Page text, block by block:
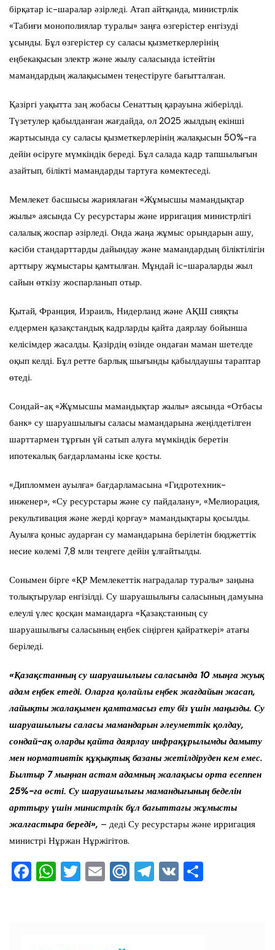
бірқатар іс-шаралар әзірледі. Атап айтқанда, министрлік
«Табиғи монополиялар туралы» заңға өзгерістер енгізуді
ұсынды. Бұл өзгерістер су саласы қызметкерлерінің
еңбекақысын электр және жылу саласында істейтін
мамандардың жалақысымен теңестіруге бағытталған.
Қазіргі уақытта заң жобасы Сенаттың қарауына жіберілді.
Түзетулер қабылданған жағдайда, ол 2025 жылдың екінші
жартысында су саласы қызметкерлерінің жалақысын 50%-ға
дейін өсіруге мүмкіндік береді. Бұл салада кадр тапшылығын
азайтып, білікті мамандарды тартуға көмектеседі.
Мемлекет басшысы жариялаған «Жұмысшы мамандықтар
жылы» аясында Су ресурстары және ирригация министрлігі
салалық жоспар әзірледі. Онда жаңа жұмыс орындарын ашу,
кәсіби стандарттарды дайындау және мамандардың біліктілігін
арттыру жұмыстары қамтылған. Мұндай іс-шараларды жыл
сайын өткізу жоспарланып отыр.
Қытай, Франция, Израиль, Нидерланд және АҚШ сияқты
елдермен қазақстандық кадрларды қайта даярлау бойынша
келісімдер жасалды. Қазірдің өзінде ондаған маман шетелде
оқып келді. Бұл ретте барлық шығынды қабылдаушы тараптар
өтеді.
Сондай-ақ «Жұмысшы мамандықтар жылы» аясында «Отбасы
банк» су шаруашылығы саласы мамандарына жеңілдетілген
шарттармен тұрғын үй сатып алуға мүмкіндік беретін
ипотекалық бағдарламаны іске қосты.
«Дипломмен ауылға» бағдарламасына «Гидротехник-
инженер», «Су ресурстары және су пайдалану», «Мелиорация,
рекультивация және жерді қорғау» мамандықтары қосылды.
Ауылға қоныс аударған су мамандарына берілетін бюджеттік
несие көлемі 7,8 млн теңгеге дейін ұлғайтылды.
Сонымен бірге «ҚР Мемлекеттік наградалар туралы» заңына
толықтырулар енгізілді. Су шаруашылығы саласының дамуына
елеулі үлес қосқан мамандарға «Қазақстанның су
шаруашылығы саласының еңбек сіңірген қайраткері» атағы
беріледі.
«Қазақстанның су шаруашылығы саласында 10 мыңға жуық
адам еңбек етеді. Оларға қолайлы еңбек жағдайын жасап,
лайықты жалақымен қамтамасыз ету біз үшін маңызды. Су
шаруашылығы саласы мамандарын әлеуметтік қолдау,
сондай-ақ оларды қайта даярлау инфрақұрылымды дамыту
мен нормативтік құқықтық базаны жетілдіруден кем емес.
Былтыр 7 мыңнан астам адамның жалақысы орта есеппен
25%-ға өсті. Су шаруашылығы мамандығының беделін
арттыру үшін министрлік бұл бағыттағы жұмысты
жалғастыра береді», – деді Су ресурстары және ирригация
министрі Нұржан Нұржігітов.
F W T E M T V